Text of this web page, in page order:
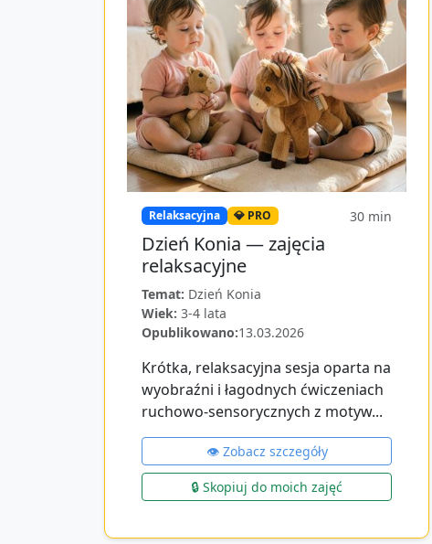
Relaksacyjna 💎 PRO 30 min
Dzień Konia — zajęcia
relaksacyjne
Temat: Dzień Konia
Wiek: 3-4 lata
Opublikowano:13.03.2026
Krótka, relaksacyjna sesja oparta na
wyobraźni i łagodnych ćwiczeniach
ruchowo‑sensorycznych z motyw...
👁️ Zobacz szczegóły
🔒 Skopiuj do moich zajęć